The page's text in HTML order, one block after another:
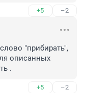
+5 –2
"прибирать",
описанных
.
+5 –2